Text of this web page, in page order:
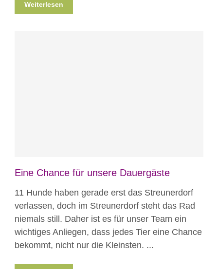
Weiterlesen
Eine Chance für unsere Dauergäste
11 Hunde haben gerade erst das Streunerdorf
verlassen, doch im Streunerdorf steht das Rad
niemals still. Daher ist es für unser Team ein
wichtiges Anliegen, dass jedes Tier eine Chance
bekommt, nicht nur die Kleinsten. ...